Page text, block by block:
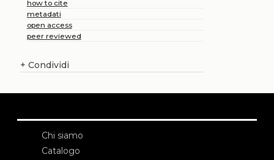
how to cite
metadati
open access
peer reviewed
+ Condividi
Chi siamo
Catalogo